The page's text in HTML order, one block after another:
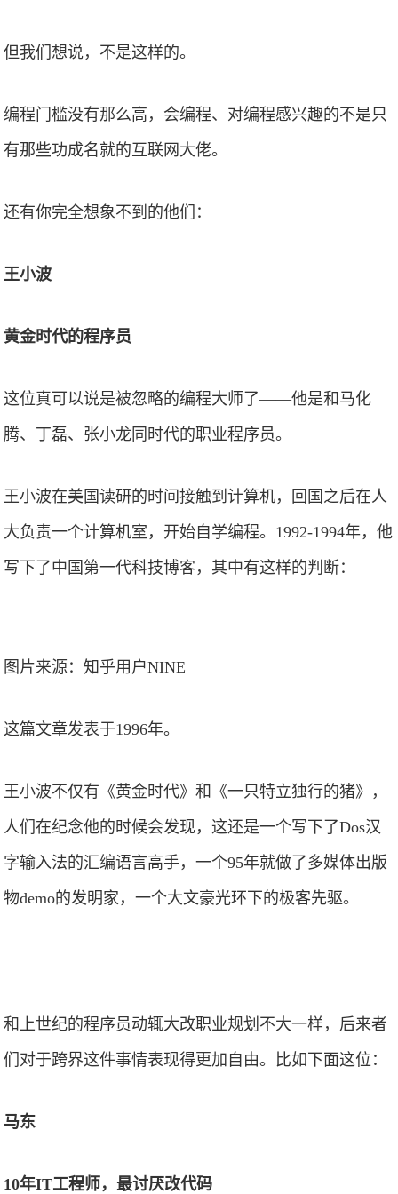
但我们想说，不是这样的。
编程门槛没有那么高，会编程、对编程感兴趣的不是只
有那些功成名就的互联网大佬。
还有你完全想象不到的他们：
王小波
黄金时代的程序员
这位真可以说是被忽略的编程大师了——他是和马化
腾、丁磊、张小龙同时代的职业程序员。
王小波在美国读研的时间接触到计算机，回国之后在人
大负责一个计算机室，开始自学编程。1992-1994年，他
写下了中国第一代科技博客，其中有这样的判断：
图片来源：知乎用户NINE
这篇文章发表于1996年。
王小波不仅有《黄金时代》和《一只特立独行的猪》，
人们在纪念他的时候会发现，这还是一个写下了Dos汉
字输入法的汇编语言高手，一个95年就做了多媒体出版
物demo的发明家，一个大文豪光环下的极客先驱。
和上世纪的程序员动辄大改职业规划不大一样，后来者
们对于跨界这件事情表现得更加自由。比如下面这位：
马东
10年IT工程师，最讨厌改代码